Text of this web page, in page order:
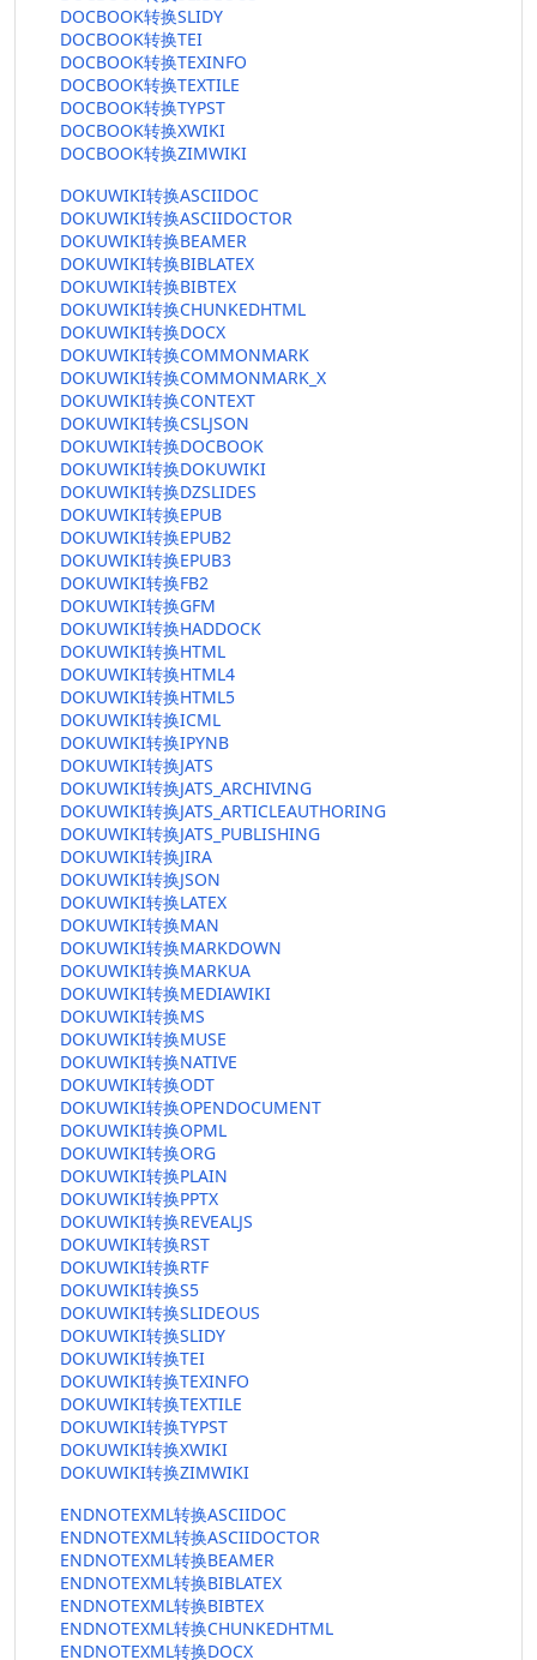
DOCBOOK转换SLIDY
DOCBOOK转换TEI
DOCBOOK转换TEXINFO
DOCBOOK转换TEXTILE
DOCBOOK转换TYPST
DOCBOOK转换XWIKI
DOCBOOK转换ZIMWIKI
DOKUWIKI转换ASCIIDOC
DOKUWIKI转换ASCIIDOCTOR
DOKUWIKI转换BEAMER
DOKUWIKI转换BIBLATEX
DOKUWIKI转换BIBTEX
DOKUWIKI转换CHUNKEDHTML
DOKUWIKI转换DOCX
DOKUWIKI转换COMMONMARK
DOKUWIKI转换COMMONMARK_X
DOKUWIKI转换CONTEXT
DOKUWIKI转换CSLJSON
DOKUWIKI转换DOCBOOK
DOKUWIKI转换DOKUWIKI
DOKUWIKI转换DZSLIDES
DOKUWIKI转换EPUB
DOKUWIKI转换EPUB2
DOKUWIKI转换EPUB3
DOKUWIKI转换FB2
DOKUWIKI转换GFM
DOKUWIKI转换HADDOCK
DOKUWIKI转换HTML
DOKUWIKI转换HTML4
DOKUWIKI转换HTML5
DOKUWIKI转换ICML
DOKUWIKI转换IPYNB
DOKUWIKI转换JATS
DOKUWIKI转换JATS_ARCHIVING
DOKUWIKI转换JATS_ARTICLEAUTHORING
DOKUWIKI转换JATS_PUBLISHING
DOKUWIKI转换JIRA
DOKUWIKI转换JSON
DOKUWIKI转换LATEX
DOKUWIKI转换MAN
DOKUWIKI转换MARKDOWN
DOKUWIKI转换MARKUA
DOKUWIKI转换MEDIAWIKI
DOKUWIKI转换MS
DOKUWIKI转换MUSE
DOKUWIKI转换NATIVE
DOKUWIKI转换ODT
DOKUWIKI转换OPENDOCUMENT
DOKUWIKI转换OPML
DOKUWIKI转换ORG
DOKUWIKI转换PLAIN
DOKUWIKI转换PPTX
DOKUWIKI转换REVEALJS
DOKUWIKI转换RST
DOKUWIKI转换RTF
DOKUWIKI转换S5
DOKUWIKI转换SLIDEOUS
DOKUWIKI转换SLIDY
DOKUWIKI转换TEI
DOKUWIKI转换TEXINFO
DOKUWIKI转换TEXTILE
DOKUWIKI转换TYPST
DOKUWIKI转换XWIKI
DOKUWIKI转换ZIMWIKI
ENDNOTEXML转换ASCIIDOC
ENDNOTEXML转换ASCIIDOCTOR
ENDNOTEXML转换BEAMER
ENDNOTEXML转换BIBLATEX
ENDNOTEXML转换BIBTEX
ENDNOTEXML转换CHUNKEDHTML
ENDNOTEXML转换DOCX